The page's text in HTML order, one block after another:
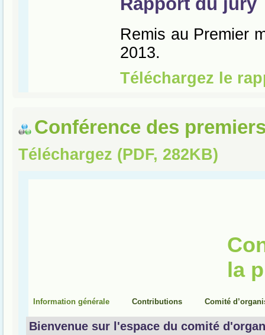
Conférence des
Téléchargez (PDF, 282KB)